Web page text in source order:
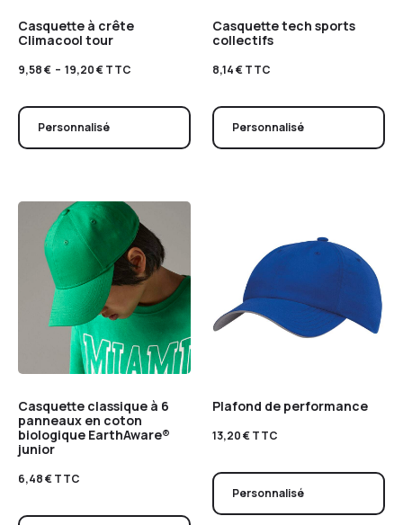
Casquette à crête
Climacool tour
9,58€ – 19,20€TTC
Personnalisé
Casquette tech sports
collectifs
8,14€TTC
Personnalisé
Casquette classique à 6
panneaux en coton
biologique EarthAware®
junior
6,48€TTC
Plafond de performance
13,20€TTC
Personnalisé